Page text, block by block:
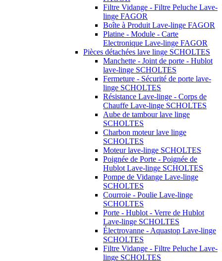
Filtre Vidange - Filtre Peluche Lave-
linge FAGOR
Boîte à Produit Lave-linge FAGOR
Platine - Module - Carte
Electronique Lave-linge FAGOR
Pièces détachées lave linge SCHOLTES
Manchette - Joint de porte - Hublot
lave-linge SCHOLTES
Fermeture - Sécurité de porte lave-
linge SCHOLTES
Résistance Lave-linge - Corps de
Chauffe Lave-linge SCHOLTES
Aube de tambour lave linge
SCHOLTES
Charbon moteur lave linge
SCHOLTES
Moteur lave-linge SCHOLTES
Poignée de Porte - Poignée de
Hublot Lave-linge SCHOLTES
Pompe de Vidange Lave-linge
SCHOLTES
Courroie - Poulie Lave-linge
SCHOLTES
Porte - Hublot - Verre de Hublot
Lave-linge SCHOLTES
Électrovanne - Aquastop Lave-linge
SCHOLTES
Filtre Vidange - Filtre Peluche Lave-
linge SCHOLTES